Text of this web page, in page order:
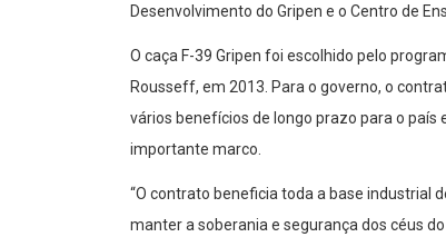
Desenvolvimento do Gripen e o Centro de
O caça F-39 Gripen foi escolhido pelo
Rousseff, em 2013. Para o governo, o
vários benefícios de longo prazo para o
importante marco.
“O contrato beneficia toda a base industrial
manter a soberania e segurança dos céus